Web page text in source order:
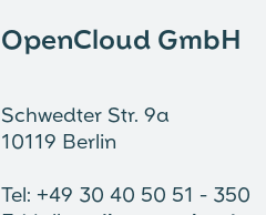
OpenCloud GmbH
Schwedter Str. 9a
10119 Berlin
Tel: +49 30 40 50 51 - 350